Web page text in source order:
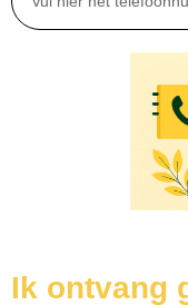
Ik ontvang